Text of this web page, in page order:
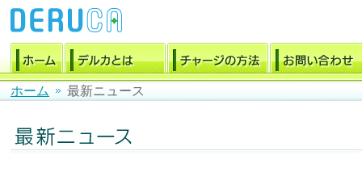
ホーム 最新ニュース